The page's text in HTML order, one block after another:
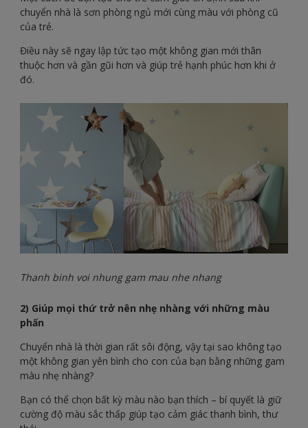
chuyển nhà là sơn phòng ngủ mới cùng màu với phòng cũ
của trẻ.
Điều này sẽ ngay lập tức tạo một không gian mới thân
thuộc hơn và gần gũi hơn và giúp trẻ hạnh phúc hơn khi ở
đó.
Thanh binh voi nhung gam mau nhe nhang
2) Giúp mọi thứ trở nên nhẹ nhàng với những màu
phấn
Chuyển nhà là thời gian rất sôi động, vậy tại sao không tạo
một không gian yên bình cho con của bạn bằng những gam
màu nhẹ nhàng?
Bạn có thể chọn bất kỳ màu nào bạn thích – bí quyết là giữ
cường độ màu sắc thấp giúp tạo cảm giác thanh bình, thư